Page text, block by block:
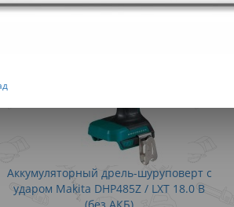
с
В
Аккумуляторный дрель-
ударом Makita DHP485RFJ / LXT